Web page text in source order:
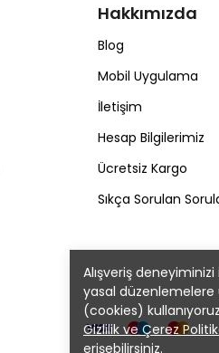
Alışveriş
yasal
(cookies)
Gizlilik ve Çerez
erişebilirsiniz.
Hakkımızda
Blog
Mobil Uygulama
İletişim
Hesap Bilgilerimiz
Ücretsiz Kargo
Sıkça Sorulan